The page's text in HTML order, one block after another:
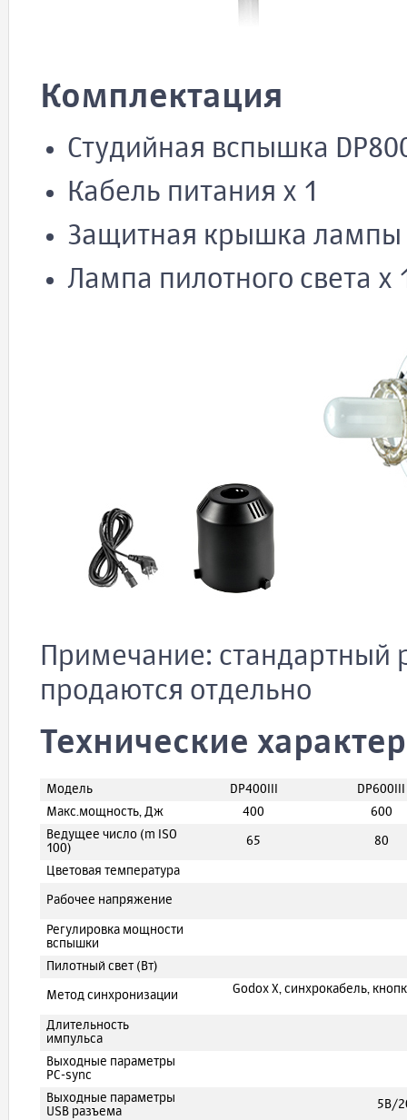
Комплектация
Студийная вспышка
Кабель питания x 1
Защитная крышка
Лампа пилотного света x
Примечание: стандартный
продаются отдельно
Технические
Модель DP400III
DP600III
Макс.мощность, Дж
400
600
Ведущее число (m ISO
100)
65 80
Цветовая температура
Рабочее напряжение
Регулировка мощности
вспышки
Пилотный свет (Вт)
Метод синхронизации Godox X, синхрокабель,
Длительность
импульса
Выходные параметры
PC-sync
Выходные параметры
USB разъема
5В/